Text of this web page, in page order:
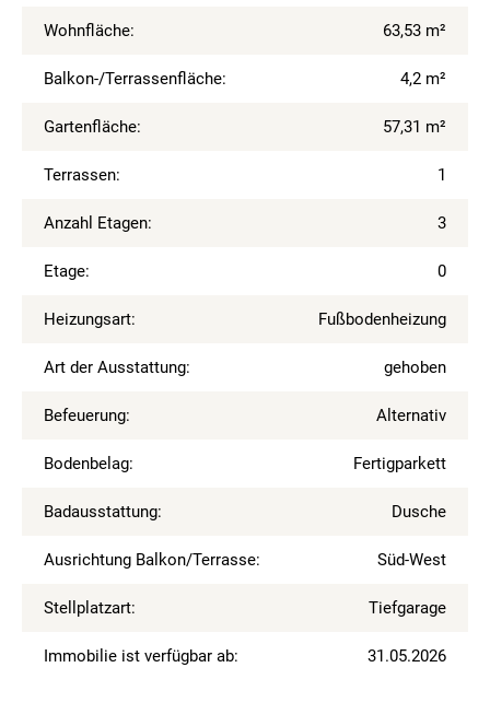
Wohnfläche: 63,53 m²
Balkon-/Terrassenfläche: 4,2 m²
Gartenfläche: 57,31 m²
Terrassen: 1
Anzahl Etagen: 3
Etage: 0
Heizungsart: Fußbodenheizung
Art der Ausstattung: gehoben
Befeuerung: Alternativ
Bodenbelag: Fertigparkett
Badausstattung: Dusche
Ausrichtung Balkon/Terrasse: Süd-West
Stellplatzart: Tiefgarage
Immobilie ist verfügbar ab: 31.05.2026